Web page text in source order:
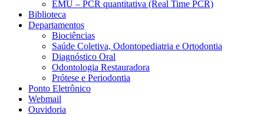
EMU – PCR quantitativa (Real Time PCR)
Biblioteca
Departamentos
Biociências
Saúde Coletiva, Odontopediatria e Ortodontia
Diagnóstico Oral
Odontologia Restauradora
Prótese e Periodontia
Ponto Eletrônico
Webmail
Ouvidoria